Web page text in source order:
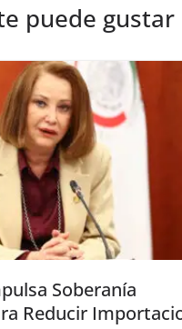
puede gustar
Soberanía
Reducir